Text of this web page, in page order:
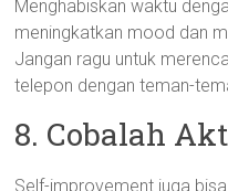
Menghabiskan waktu
meningkatkan mood dan
Jangan ragu untuk
telepon dengan teman-
8. Cobalah
Self-improvement juga